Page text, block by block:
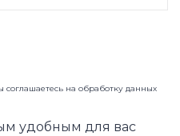
на обработку данных
удобным для вас